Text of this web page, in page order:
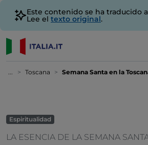
Este contenido se ha traducido
Lee el texto original.
... Toscana Semana Santa en la Toscana: qué hacer entre el
Espiritualidad
LA ESENCIA DE LA SEMANA